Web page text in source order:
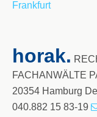
Frankfurt
horak.
FACHANWÄLTE
20354 Hamburg
040.882 15 83-19